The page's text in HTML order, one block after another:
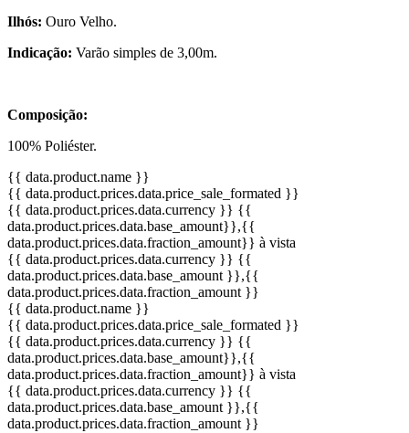
Ilhós: Ouro Velho.
Indicação: Varão simples de 3,00m.
Composição:
100% Poliéster.
{{ data.product.name }}
{{ data.product.prices.data.price_sale_formated }}
{{ data.product.prices.data.currency }} {{
data.product.prices.data.base_amount}},{{
data.product.prices.data.fraction_amount}} à vista
{{ data.product.prices.data.currency }} {{
data.product.prices.data.base_amount }},{{
data.product.prices.data.fraction_amount }}
{{ data.product.name }}
{{ data.product.prices.data.price_sale_formated }}
{{ data.product.prices.data.currency }} {{
data.product.prices.data.base_amount}},{{
data.product.prices.data.fraction_amount}} à vista
{{ data.product.prices.data.currency }} {{
data.product.prices.data.base_amount }},{{
data.product.prices.data.fraction_amount }}